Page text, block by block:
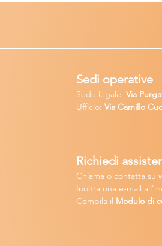
Sedi operative
Sede legale:Via
Ufficio:Via Camillo
Richiedi
Chiama o contatta su
Inoltra una e-mail
Compila il Modulo di